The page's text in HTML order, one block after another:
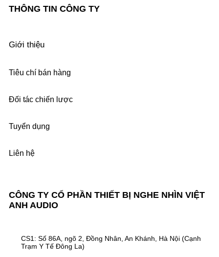
CÔNG TY CỔ PHẦN THIẾT BỊ NGHE NHÌN VIỆT
ANH AUDIO
CS1: Số 86A, ngõ 2, Đồng Nhân, An Khánh, Hà Nội (Cạnh
Trạm Y Tế Đông La)
THÔNG TIN CÔNG TY
Giới thiệu
Tiêu chí bán hàng
Đối tác chiến lược
Tuyển dụng
Liên hệ